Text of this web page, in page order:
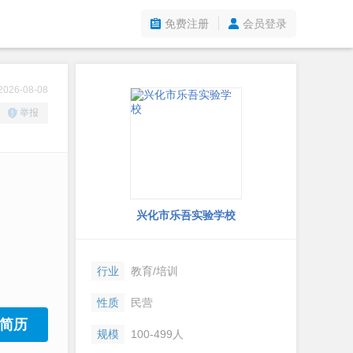
免费注册 会员登录
08-08
举报
历
兴化市乐吾实验学校
行业 教育/培训
性质 民营
规模 100-499人